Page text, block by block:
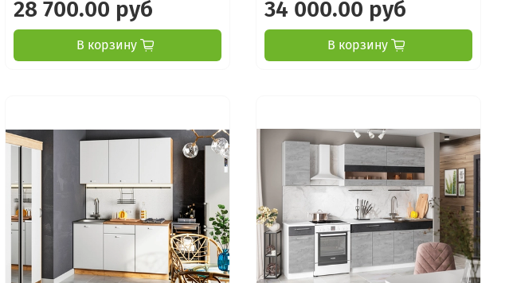
28 700.00 руб
В корзину
34 000.00 руб
В корзину